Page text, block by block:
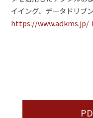
イイング、データドリブ
https://www.adkms.jp/